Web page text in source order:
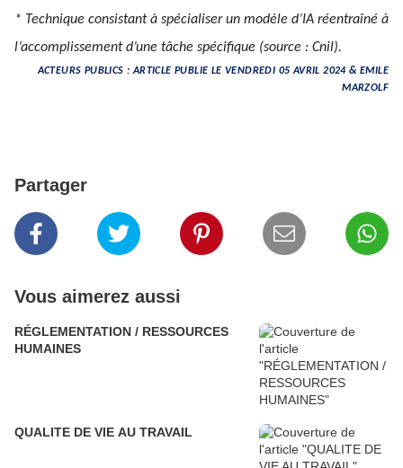
* Technique consistant à spécialiser un modèle d’IA réentraîné à
l’accomplissement d’une tâche spécifique (source : Cnil).
ACTEURS PUBLICS : ARTICLE PUBLIE LE VENDREDI 05 AVRIL 2024 & EMILE
MARZOLF
Partager
Vous aimerez aussi
RÉGLEMENTATION / RESSOURCES
HUMAINES
QUALITE DE VIE AU TRAVAIL